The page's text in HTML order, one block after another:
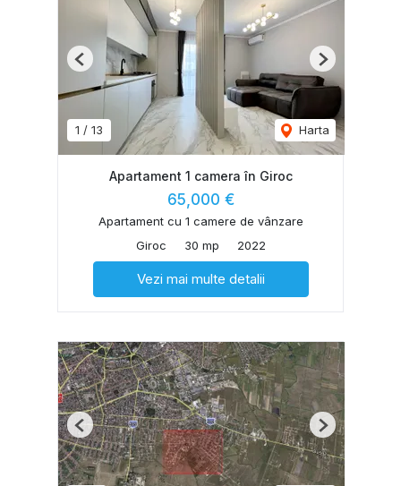
1 / 13 Harta
Previous Next
Apartament 1 camera în Giroc
65,000 €
Apartament cu 1 camere de vânzare
Giroc
30 mp 2022
Vezi mai multe detalii
Previous Next